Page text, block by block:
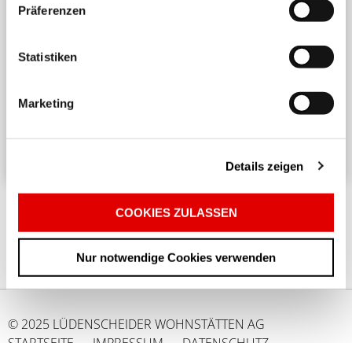
Präferenzen
Statistiken
Marketing
Details zeigen
COOKIES ZULASSEN
Nur notwendige Cookies verwenden
Harmonisches Wohnen untereinander
in einem Mehrparteienhaus erfordert
Rücksichtnahme und Achtsamkeit. ...
© 2025 LÜDENSCHEIDER WOHNSTÄTTEN AG